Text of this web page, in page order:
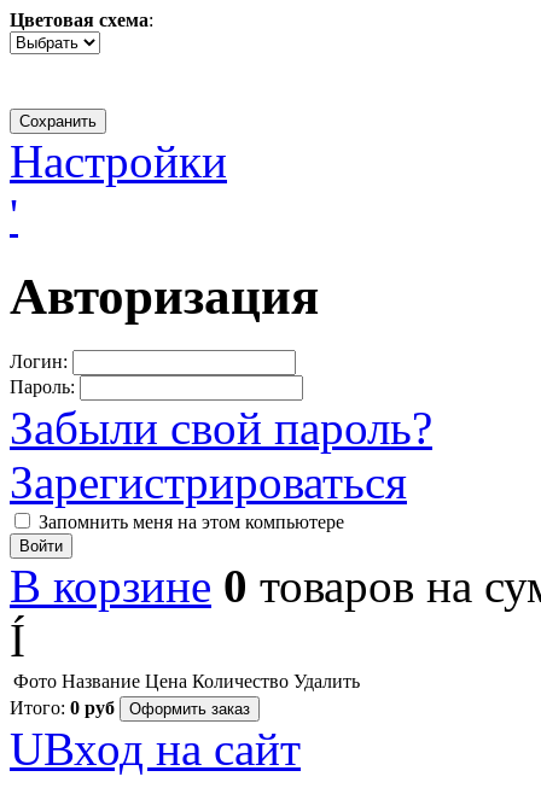
Цветовая схема:
Настройки
'
Авторизация
Логин:
Пароль:
Забыли свой пароль?
Зарегистрироваться
Запомнить меня на этом компьютере
Войти
В корзине 0 товаров на
Í
Фото Название Цена Количество Удалить
Итого: 0 руб Оформить заказ
UВход на сайт